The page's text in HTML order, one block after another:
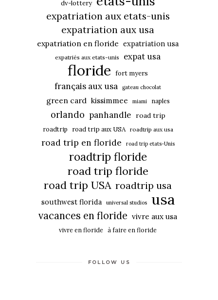
dv-lottery
expatriation aux etats-unis
expatriation aux usa
expatriation en floride expatriation usa
expatriés aux etats-unis expat usa
floride fort myers
français aux usa gateau chocolat
green card kissimmee miami naples
orlando panhandle road trip
roadtrip road trip aux USA roadtrip aux usa
road trip en floride road trip etats-Unis
roadtrip floride
road trip floride
road trip USA roadtrip usa
southwest florida universal studios usa
vacances en floride vivre aux usa
vivre en floride à faire en floride
FOLLOW US